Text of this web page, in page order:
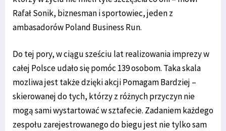
Rafał Sonik, biznesman i sportowiec, jeden z
ambasadorów Poland Business Run.
Do tej pory, w ciągu sześciu lat realizowania imprezy w
całej Polsce udało się pomóc 139 osobom. Taka skala
mozliwa jest także dzięki akcji Pomagam Bardziej –
skierowanej do tych, którzy z różnych przyczyn nie
mogą sami wystartować w sztafecie. Zadaniem każdego
zespołu zarejestrowanego do biegu jest nie tylko sam